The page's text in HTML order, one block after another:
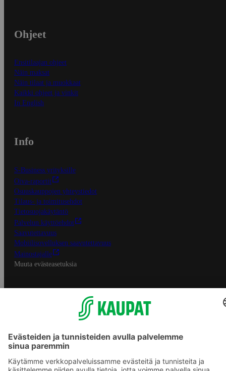
Ohjeet
Ensitilaajan ohjeet
Näin maksat
Näin tilaat ja muokkaat
Kaikki ohjeet ja vinkit
In English
Info
S-Business yrityksille
Oiva-raportit
Osuuskauppojen yhteystiedot
Tilaus- ja toimitusehdot
Tietosuojakäytäntö
Palvelun käyttöehdot
Saavutettavuus
Mobiilisovelluksen saavutettavuus
Mainostajalle
Muuta evästeasetuksia
S-ryhmän palvelut
S-ryhmä
Asiakasomistajuus
S-ostoslista -sovellus